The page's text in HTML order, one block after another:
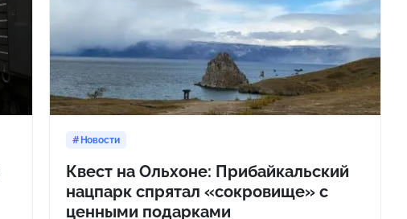
Новости
Квест на Ольхоне: Прибайкальский
нацпарк спрятал «сокровище» с
ценными подарками